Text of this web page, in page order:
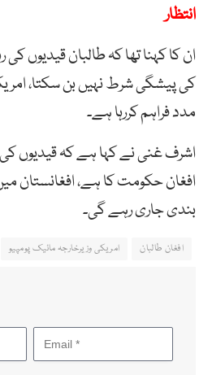
انتظار
ان کا کہنا تھا کہ طالبان قیدیوں
کی پیشگی شرط نہیں بن سکتا،
مدد فراہم کررہا ہے۔
اشرف غنی نے کہا ہے کہ قیدیوں کی
افغان حکومت کا ہے، افغانستان
بندی جاری رہے گی۔
افغان طالبان امریکی وزیرخارجہ مائیک پومپیو